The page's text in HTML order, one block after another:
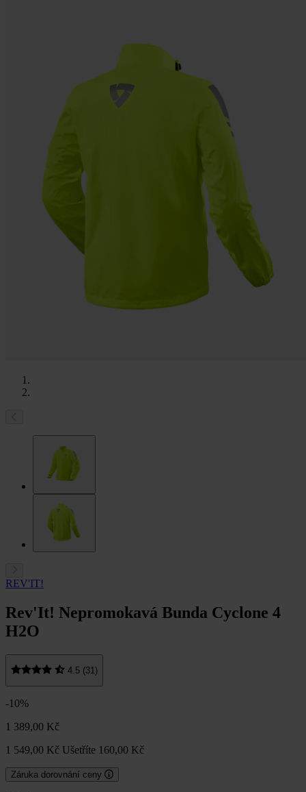
REV'IT!
Rev'It! Nepromokavá Bunda Cyclone 4
H2O
4.5 (31)
-10%
1 389,00 Kč
1 549,00 Kč Ušetříte 160,00 Kč
Záruka dorovnání ceny